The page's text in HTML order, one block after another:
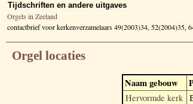
Tijdschriften en andere uitgaves
Orgels in Zeeland
contactbrief voor kerkenverzamelaars 49(2003)34, 52(2004)35,
Orgel locaties
Naam gebouw
Hervormde kerk